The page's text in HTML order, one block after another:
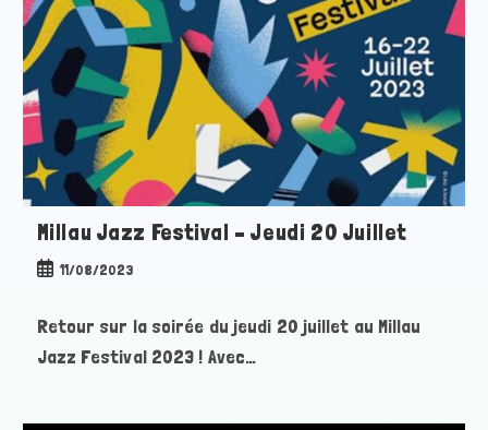
Millau Jazz Festival – Jeudi 20 Juillet
Publication
11/08/2023
Retour sur la soirée du jeudi 20 juillet au Millau
Jazz Festival 2023 ! Avec…